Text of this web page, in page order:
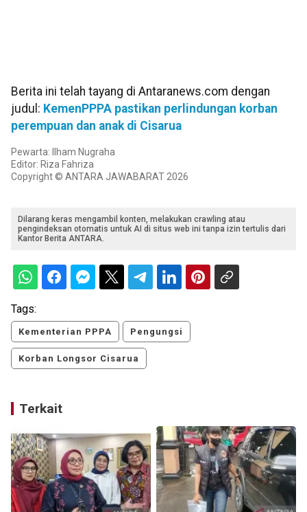
Berita ini telah tayang di Antaranews.com dengan
judul: KemenPPPA pastikan perlindungan korban
perempuan dan anak di Cisarua
Pewarta: Ilham Nugraha
Editor: Riza Fahriza
Copyright © ANTARA JAWABARAT 2026
Dilarang keras mengambil konten, melakukan crawling atau
pengindeksan otomatis untuk AI di situs web ini tanpa izin tertulis dari
Kantor Berita ANTARA.
Tags:
Kementerian PPPA Pengungsi
Korban Longsor Cisarua
Terkait